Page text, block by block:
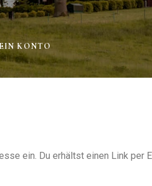
KONTO
ein. Du erhältst einen Link per